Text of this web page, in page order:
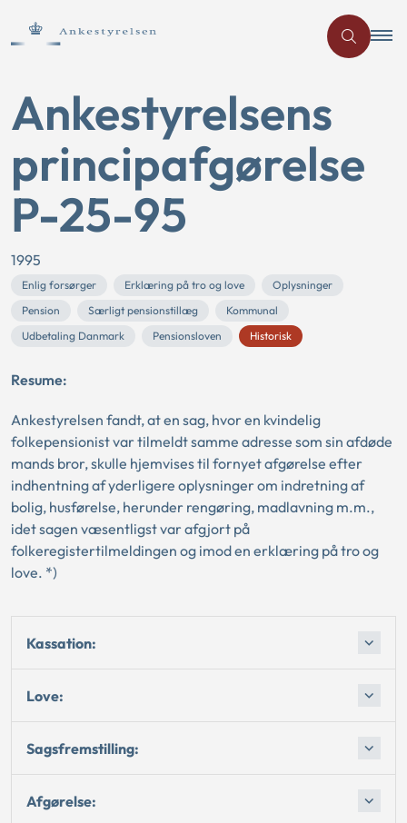
Ankestyrelsens
principafgørelse
P-25-95
1995
Enlig forsørger Erklæring på tro og love
Oplysninger
Pension
Særligt pensionstillæg
Kommunal
Udbetaling Danmark
Pensionsloven Historisk
Resume:
Ankestyrelsen fandt, at en sag, hvor en kvindelig
folkepensionist var tilmeldt samme adresse som sin afdøde
mands bror, skulle hjemvises til fornyet afgørelse efter
indhentning af yderligere oplysninger om indretning af
bolig, husførelse, herunder rengøring, madlavning m.m.,
idet sagen væsentligst var afgjort på
folkeregistertilmeldingen og imod en erklæring på tro og
love. *)
Kassation:
Love:
Sagsfremstilling:
Afgørelse: